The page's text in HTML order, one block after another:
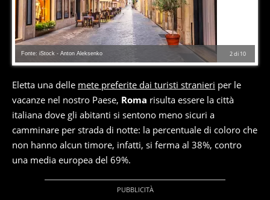
2di 10
Fonte: iStock - Anton Aleksenko
Eletta una delle mete preferite dai turisti stranieri per le
vacanze nel nostro Paese, Roma risulta essere la città
italiana dove gli abitanti si sentono meno sicuri a
camminare per strada di notte: la percentuale di coloro che
non hanno alcun timore, infatti, si ferma al 38%, contro
una media europea del 69%.